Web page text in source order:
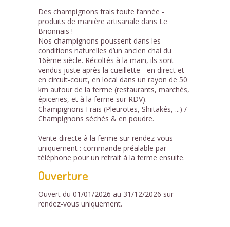
1
Des champignons frais toute l’année -
produits de manière artisanale dans Le
Brionnais !
Nos champignons poussent dans les
conditions naturelles d’un ancien chai du
16ème siècle. Récoltés à la main, ils sont
vendus juste après la cueillette - en direct et
en circuit-court, en local dans un rayon de 50
km autour de la ferme (restaurants, marchés,
épiceries, et à la ferme sur RDV).
Champignons Frais (Pleurotes, Shiitakés, ...) /
Champignons séchés & en poudre.
Vente directe à la ferme sur rendez-vous
uniquement : commande préalable par
téléphone pour un retrait à la ferme ensuite.
Ouverture
Ouvert du 01/01/2026 au 31/12/2026 sur
rendez-vous uniquement.